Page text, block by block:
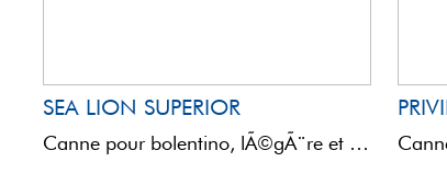
SEA LION SUPERIOR
Canne pour bolentino, lÃ©gÃ¨re et equilibrÃ© idÃ©al pour une profondeur moyenne avec des poids lourds.(40-200 g): MEDIUM ...